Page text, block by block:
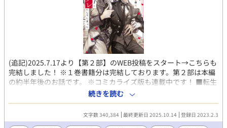
(追記)2025.7.17より【第２部】のWEB投稿をスタート→こちらも
完結しました！ ※１巻書籍分は完結しております。第２部は本編
の約半年後のお話です。 ※コミカライズ版も連載中です！ ■転生
した平凡執事が、無意識に美形第二王子をヤンデレ化させてしま
う話。 美形ヤンデレ第二王子×平凡転生執事/ヤンデレ・執着攻
め/ハッピーエンド ■あらすじ 前世でプレイしていた乙女ゲーム
『ルナンシア物語』の世界に転生してしまった、第二王子の執事
続きを読む
文字数 340,384 最終更新日 2025.10.14 登録日 2023.2.3